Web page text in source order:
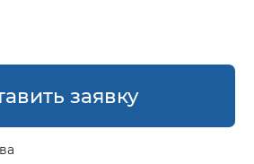
заявку